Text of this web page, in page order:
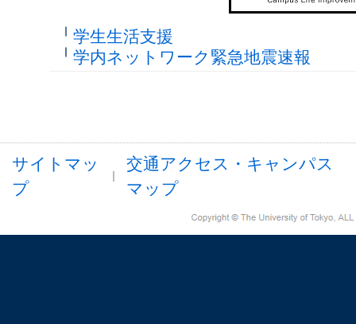
学生生活支援
学内ネットワーク緊急地震速報
サイトマッ
プ
交通アクセス・キャンパス
マップ